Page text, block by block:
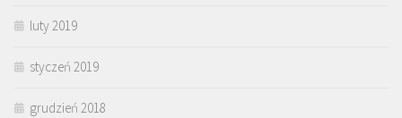
luty 2019
styczeń 2019
grudzień 2018